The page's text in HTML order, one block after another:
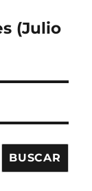
(Julio
BUSCAR